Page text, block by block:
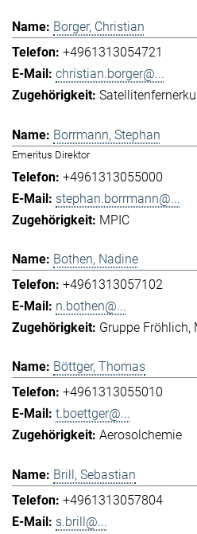
Borger, Christian
+4961313054721
christian.borger@...
Borrmann, Stephan
Emeritus Direktor
+4961313055000
stephan.borrmann@...
MPIC
Bothen, Nadine
+4961313057102
n.bothen@...
Gruppe Fröhlich
Böttger, Thomas
+4961313055010
t.boettger@...
Aerosolchemie
Brill, Sebastian
+4961313057804
s.brill@...